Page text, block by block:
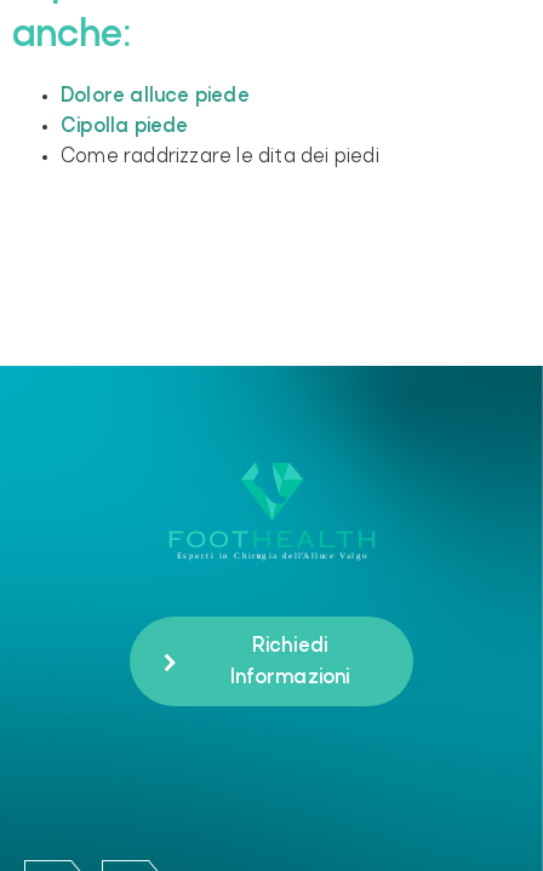
anche:
Dolore alluce piede
Cipolla piede
Come raddrizzare le dita dei piedi
Richiedi
Informazioni